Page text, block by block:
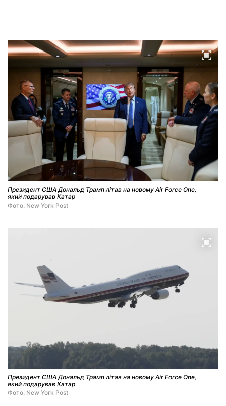
Президент США Дональд Трамп літав на новому Air Force One,
який подарував Катар
Фото: New York Post
Президент США Дональд Трамп літав на новому Air Force One,
який подарував Катар
Фото: New York Post